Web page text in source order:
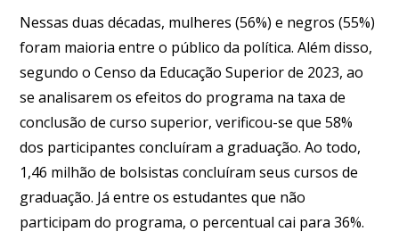
Nessas duas décadas, mulheres (56%) e negros (55%)
foram maioria entre o público da política. Além disso,
segundo o Censo da Educação Superior de 2023, ao
se analisarem os efeitos do programa na taxa de
conclusão de curso superior, verificou-se que 58%
dos participantes concluíram a graduação. Ao todo,
1,46 milhão de bolsistas concluíram seus cursos de
graduação. Já entre os estudantes que não
participam do programa, o percentual cai para 36%.